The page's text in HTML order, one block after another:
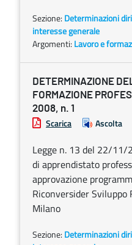
Sezione: Determinazioni
interesse generale
Argomenti: Lavoro e
DETERMINAZIONE
FORMAZIONE
2008, n. 1
Scarica Ascolta
Legge n. 13 del 22/11/
di apprendistato
approvazione
Riconversider Sviluppo
Milano
Sezione: Determinazioni